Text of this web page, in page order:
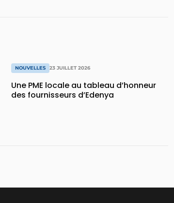
NOUVELLES 23 JUILLET 2026
Une PME locale au tableau d’honneur
des fournisseurs d’Edenya